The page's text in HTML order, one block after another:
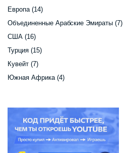
Европа (14)
Объединенные Арабские Эмираты (7)
США (16)
Турция (15)
Кувейт (7)
Южная Африка (4)